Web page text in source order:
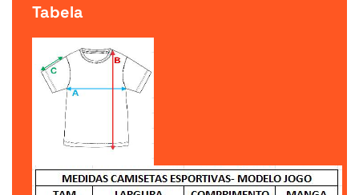
Tabela